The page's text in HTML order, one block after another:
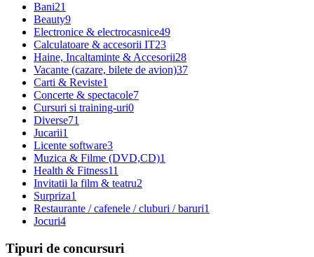
Bani21
Beauty9
Electronice & electrocasnice49
Calculatoare & accesorii IT23
Haine, Incaltaminte & Accesorii28
Vacante (cazare, bilete de avion)37
Carti & Reviste1
Concerte & spectacole7
Cursuri si training-uri0
Diverse71
Jucarii1
Licente software3
Muzica & Filme (DVD,CD)1
Health & Fitness11
Invitatii la film & teatru2
Surpriza1
Restaurante / cafenele / cluburi / baruri1
Jocuri4
Tipuri de concursuri